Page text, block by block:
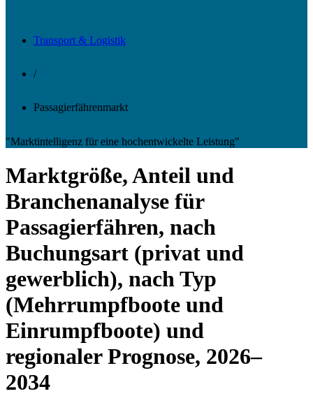
Transport & Logistik
/
Passagierfährenmarkt
"Marktintelligenz für eine hochentwickelte Leistung"
Marktgröße, Anteil und
Branchenanalyse für
Passagierfähren, nach
Buchungsart (privat und
gewerblich), nach Typ
(Mehrrumpfboote und
Einrumpfboote) und
regionaler Prognose, 2026–
2034